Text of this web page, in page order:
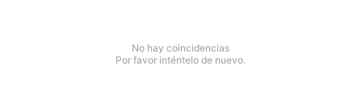
No hay coincidencias
Por favor inténtelo de nuevo.